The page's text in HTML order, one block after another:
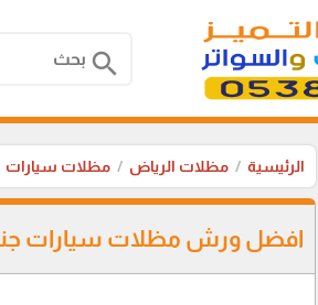
search
الرئيسية مظلات الرياض مظلات سيارات
افضل ورش مظلات سيارات